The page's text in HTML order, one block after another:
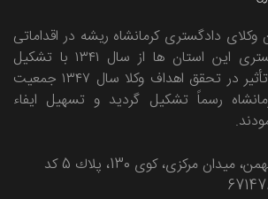
دادگستری کرمانشاه ریشه در اقداماتی
دارد که وکلای دادگستری این استان ها از سال ۱۳۴۱ با تشکیل
مؤسسه ای با هدف تأثیر در تحقق اهداف وکلا سال ۱۳۴۷ جمعیت
رسماً تشکیل گردید و تسهیل ایفاء
كرمانشاه، 22 بهمن، ميدان مركزی، كوی 130، پلاك 5 کد